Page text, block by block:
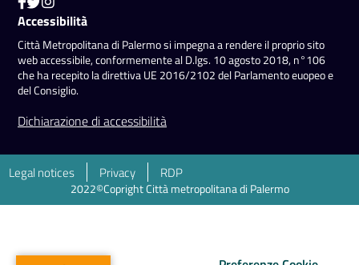
Accessibilità
Città Metropolitana di Palermo si impegna a rendere il proprio sito
web accessibile, conformemente al D.lgs. 10 agosto 2018, n°106
che ha recepito la direttiva UE 2016/2102 del Parlamento euopeo e
del Consiglio.
Dichiarazione di accessibilità
Legal notices Privacy RDP
2022©Copright Città metropolitana di Palermo